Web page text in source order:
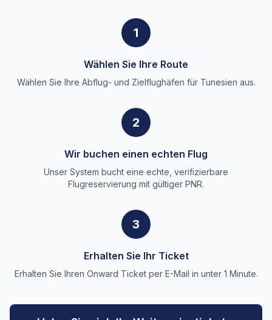
1
Wählen Sie Ihre Route
Wählen Sie Ihre Abflug- und Zielflughäfen für Tunesien aus.
2
Wir buchen einen echten Flug
Unser System bucht eine echte, verifizierbare
Flugreservierung mit gültiger PNR.
3
Erhalten Sie Ihr Ticket
Erhalten Sie Ihren Onward Ticket per E-Mail in unter 1 Minute.